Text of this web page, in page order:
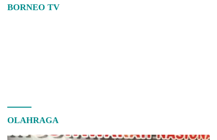
BORNEO TV
OLAHRAGA